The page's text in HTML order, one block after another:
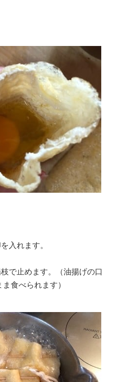
入れます。
で止めます。（油揚げの口
食べられます）